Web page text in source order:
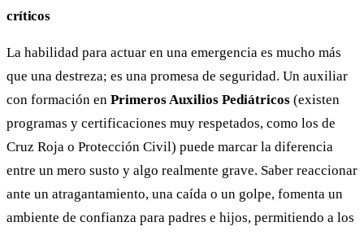
críticos
La habilidad para actuar en una emergencia es mucho más
que una destreza; es una promesa de seguridad. Un auxiliar
con formación en Primeros Auxilios Pediátricos (existen
programas y certificaciones muy respetados, como los de
Cruz Roja o Protección Civil) puede marcar la diferencia
entre un mero susto y algo realmente grave. Saber reaccionar
ante un atragantamiento, una caída o un golpe, fomenta un
ambiente de confianza para padres e hijos, permitiendo a los